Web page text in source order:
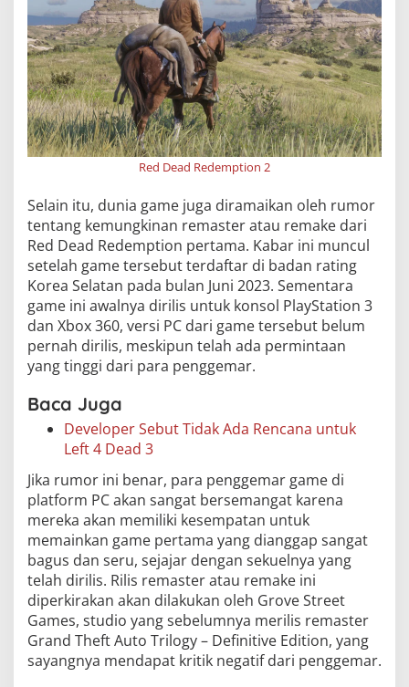
Red Dead Redemption 2
Selain itu, dunia game juga diramaikan oleh rumor
tentang kemungkinan remaster atau remake dari
Red Dead Redemption pertama. Kabar ini muncul
setelah game tersebut terdaftar di badan rating
Korea Selatan pada bulan Juni 2023. Sementara
game ini awalnya dirilis untuk konsol PlayStation 3
dan Xbox 360, versi PC dari game tersebut belum
pernah dirilis, meskipun telah ada permintaan
yang tinggi dari para penggemar.
Baca Juga
Developer Sebut Tidak Ada Rencana untuk
Left 4 Dead 3
Jika rumor ini benar, para penggemar game di
platform PC akan sangat bersemangat karena
mereka akan memiliki kesempatan untuk
memainkan game pertama yang dianggap sangat
bagus dan seru, sejajar dengan sekuelnya yang
telah dirilis. Rilis remaster atau remake ini
diperkirakan akan dilakukan oleh Grove Street
Games, studio yang sebelumnya merilis remaster
Grand Theft Auto Trilogy – Definitive Edition, yang
sayangnya mendapat kritik negatif dari penggemar.